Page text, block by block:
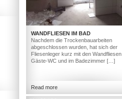
WANDFLIESEN IM BAD
Nachdem die Trockenbauarbeiten
abgeschlossen wurden, hat sich der
Fliesenleger kurz mit den
Gäste-WC und im Badezimmer […]
Read more